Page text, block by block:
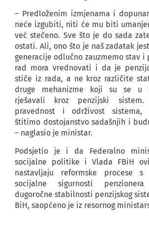
– Predloženim izmjenama i
neće izgubiti, niti će mu biti
već stečeno. Sve što je do sada
ostati. Ali, ono što je naš zadatak
generacije odlučno zauzmemo stav i
rad mora vrednovati i da je
stiče iz rada, a ne kroz različite
druge mehanizme koji su se u
rješavali kroz penzijski
pravednost i održivost sistema,
štitimo dostojanstvo sadašnjih i
– naglasio je ministar.
Podsjetio je i da Federalno
socijalne politike i Vlada FBiH
nastavljaju reformske procese
socijalne sigurnosti
dugoročne stabilnosti penzijskog
BiH, saopćeno je iz resornog